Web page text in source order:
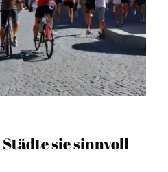
sie sinnvoll